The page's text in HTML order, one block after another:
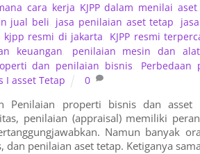
cara kerja KJPP dalam menilai aset,
jual beli jasa penilaian aset tetap
kjpp resmi di jakarta KJPP resmi
keuangan
penilaian mesin dan
dan penilaian bisnis
I asset Tetap
0
Penilaian properti bisnis dan
penilaian (appraisal) memiliki
Namun banyak
penilaian aset tetap. Ketiganya